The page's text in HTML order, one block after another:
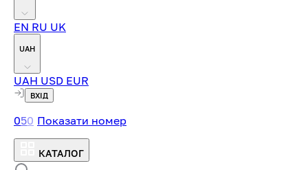
EN RU UK
UAH
UAH USD EUR
ВХІД
050 Показати номер
КАТАЛОГ